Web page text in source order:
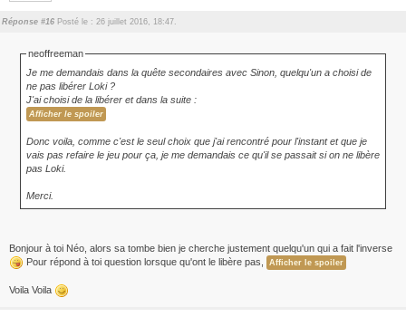
Réponse #16 Posté le : 26 juillet 2016, 18:47.
neoffreeman
Je me demandais dans la quête secondaires avec Sinon, quelqu'un a choisi de
ne pas libérer Loki ?
J'ai choisi de la libérer et dans la suite :
Donc voila, comme c'est le seul choix que j'ai rencontré pour l'instant et que je
vais pas refaire le jeu pour ça, je me demandais ce qu'il se passait si on ne libère
pas Loki.
Merci.
Bonjour à toi Néo, alors sa tombe bien je cherche justement quelqu'un qui a fait l'inverse
Pour répond à toi question lorsque qu'ont le libère pas,
Voila Voila